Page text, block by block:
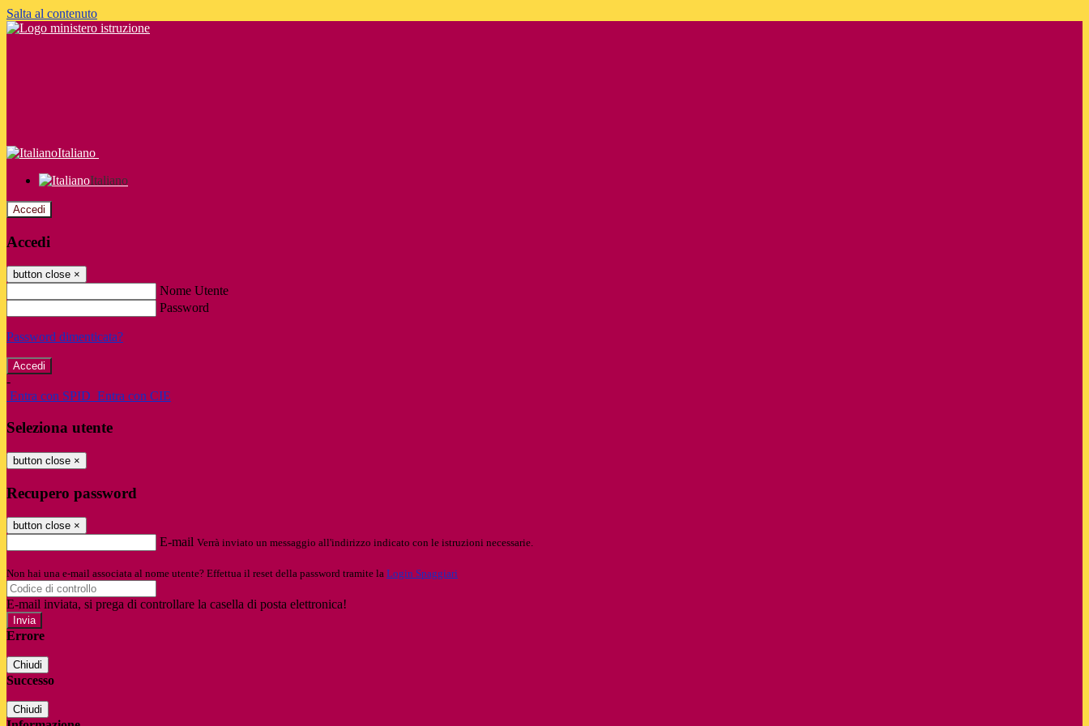
Salta al contenuto
Italiano
Italiano
Accedi
Accedi
button close ×
Nome Utente
Password
Password dimenticata?
-
Entra con SPID Entra con CIE
Seleziona utente
button close ×
Recupero password
button close ×
E-mail Verrà inviato un messaggio all'indirizzo indicato con le istruzioni necessarie.
Non hai una e-mail associata al nome utente? Effettua il reset della password tramite la Login Spaggiari
E-mail inviata, si prega di controllare la casella di posta elettronica!
Errore
Chiudi
Successo
Chiudi